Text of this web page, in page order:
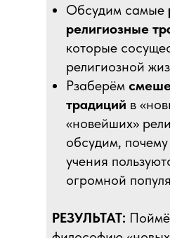
Обсудим самые
религиозные
которые
религиозной
Рзаберём
традиций в
«новейших»
обсудим,
учения
огромной
РЕЗУЛЬТАТ: